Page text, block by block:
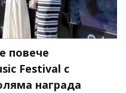
повече
Festival с
награда